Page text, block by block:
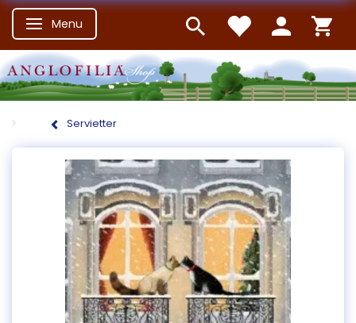
Skifte navigation
Menu
Servietter